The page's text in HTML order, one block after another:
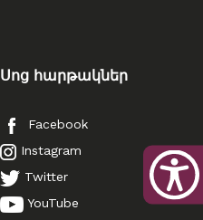
Սոց հարթակներ
Facebook
Instagram
Twitter
YouTube